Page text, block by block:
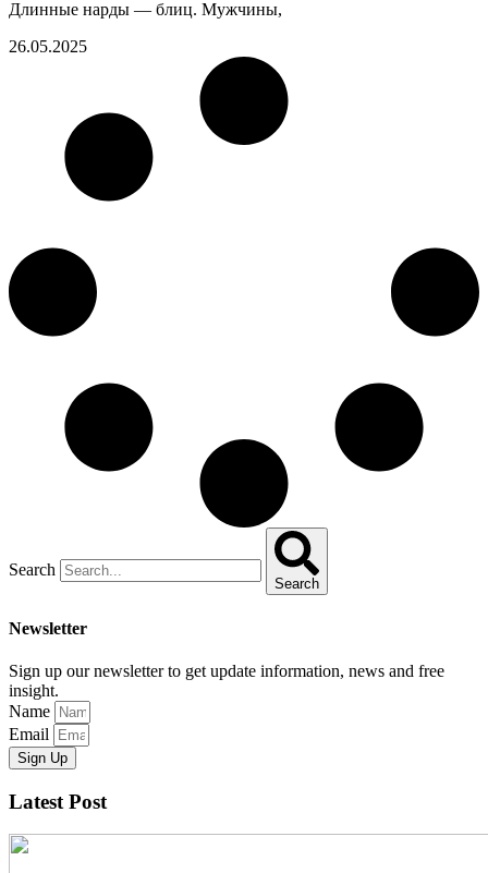
Длинные нарды — блиц. Мужчины,
26.05.2025
Search
Search
Newsletter
Sign up our newsletter to get update information, news and free
insight.
Name
Email
Sign Up
Latest Post